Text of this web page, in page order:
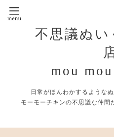
不思議ぬい
mou
日常がほんわかするような
モーモーチキンの不思議な仲間